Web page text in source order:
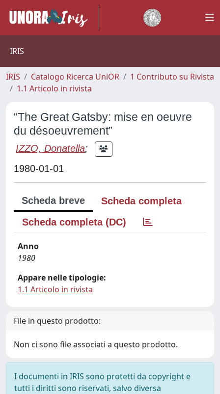
IRIS
IRIS Catalogo Ricerca UniOR
1 Contributo su Rivista
1.1 Articolo in rivista
“The Great Gatsby: mise en oeuvre
du désoeuvrement”
IZZO, Donatella;
1980-01-01
Scheda breve
Scheda completa
Scheda completa (DC)
Anno
1980
Appare nelle tipologie:
1.1 Articolo in rivista
File in questo prodotto:
Non ci sono file associati a questo prodotto.
I documenti in IRIS sono protetti da copyright e
tutti i diritti sono riservati, salvo diversa